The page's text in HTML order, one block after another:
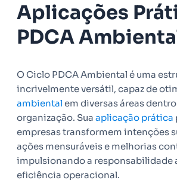
Aplicações
PDCA
O Ciclo PDCA Ambiental é uma
incrivelmente versátil, capaz de
ambiental em diversas áreas
organização. Sua aplicação prática
empresas transformem intenções
ações mensuráveis e melhorias
impulsionando a responsabilidade
eficiência operacional.